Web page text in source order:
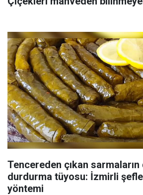
Tencereden çıkan sarmaların
durdurma tüyosu: İzmirli
yöntemi